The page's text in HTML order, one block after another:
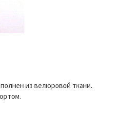
из велюровой ткани.